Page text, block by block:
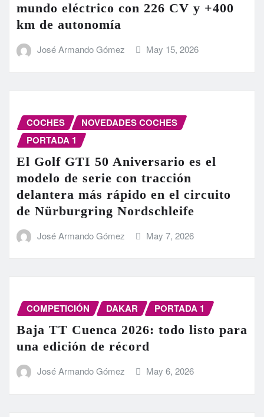
mundo eléctrico con 226 CV y +400
km de autonomía
José Armando Gómez May 15, 2026
COCHES
NOVEDADES COCHES
PORTADA 1
El Golf GTI 50 Aniversario es el
modelo de serie con tracción
delantera más rápido en el circuito
de Nürburgring Nordschleife
José Armando Gómez May 7, 2026
COMPETICIÓN DAKAR PORTADA 1
Baja TT Cuenca 2026: todo listo para
una edición de récord
José Armando Gómez May 6, 2026